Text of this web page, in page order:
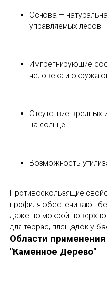
Основа —
управляемых лесов
Импрегнирующие
человека и
Отсутствие вредных
на солнце
Возможность
Противоскользящие
профиля обеспечивают
даже по мокрой
для террас, площадок у
Области
"Каменное Дерево"